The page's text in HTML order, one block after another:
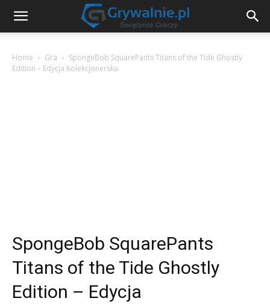
Home Gra
SpongeBob SquarePants Titans of the Tide Ghostly
Edition – Edycja Kolekcjonerska
SpongeBob SquarePants
Titans of the Tide Ghostly
Edition – Edycja